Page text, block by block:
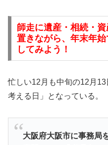
師走に遺産・相続・
置きながら、年末年
してみよう！
忙しい12月も中旬の12月
考える日」となっている。
大阪府大阪市に事務局